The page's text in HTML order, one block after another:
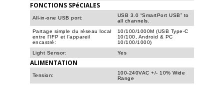
FONCTIONS SPéCIALES
All-in-one USB port:
USB 3.0 “SmartPort USB” to
all channels.
Partage simple du réseau local
entre l'IFP et l'appareil
encastré:
10/100/1000M (USB Type-C
10/100, Android & PC
10/100/1000)
Light Sensor:
Yes
ALIMENTATION
Tension:
100-240VAC +/- 10% Wide
Range